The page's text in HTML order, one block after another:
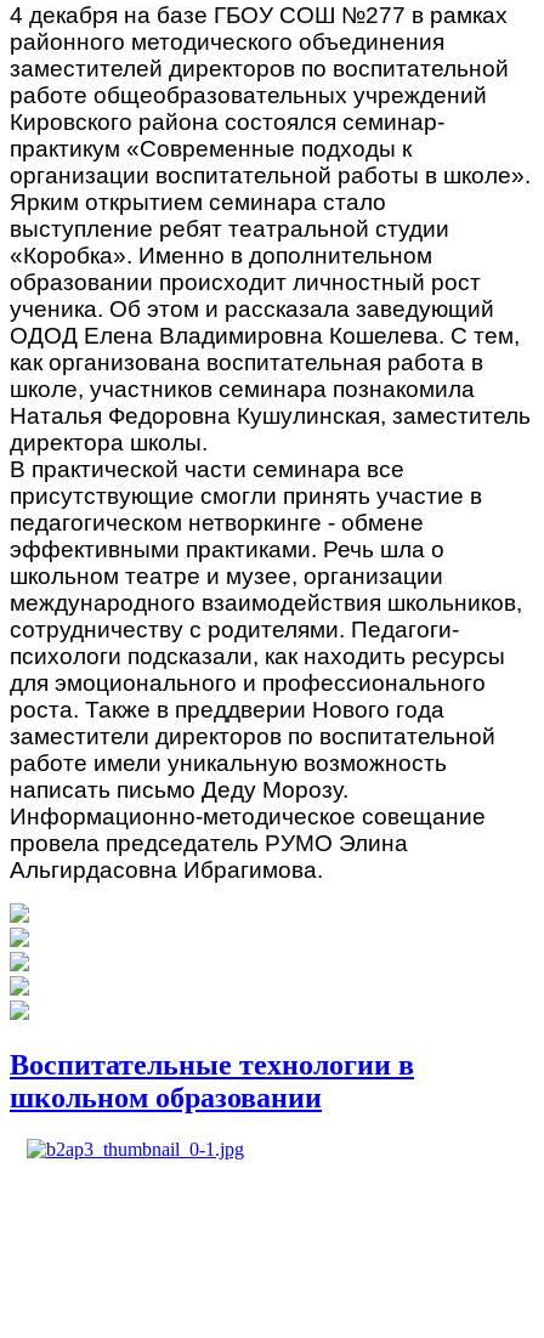
4 декабря на базе ГБОУ СОШ №277 в рамках
районного методического объединения
заместителей директоров по воспитательной
работе общеобразовательных учреждений
Кировского района состоялся семинар-
практикум «Современные подходы к
организации воспитательной работы в школе».
Ярким открытием семинара стало
выступление ребят театральной студии
«Коробка». Именно в дополнительном
образовании происходит личностный рост
ученика. Об этом и рассказала заведующий
ОДОД Елена Владимировна Кошелева. С тем,
как организована воспитательная работа в
школе, участников семинара познакомила
Наталья Федоровна Кушулинская, заместитель
директора школы.
В практической части семинара все
присутствующие смогли принять участие в
педагогическом нетворкинге - обмене
эффективными практиками. Речь шла о
школьном театре и музее, организации
международного взаимодействия школьников,
сотрудничеству с родителями. Педагоги-
психологи подсказали, как находить ресурсы
для эмоционального и профессионального
роста. Также в преддверии Нового года
заместители директоров по воспитательной
работе имели уникальную возможность
написать письмо Деду Морозу.
Информационно-методическое совещание
провела председатель РУМО Элина
Альгирдасовна Ибрагимова.
Воспитательные технологии в
школьном образовании